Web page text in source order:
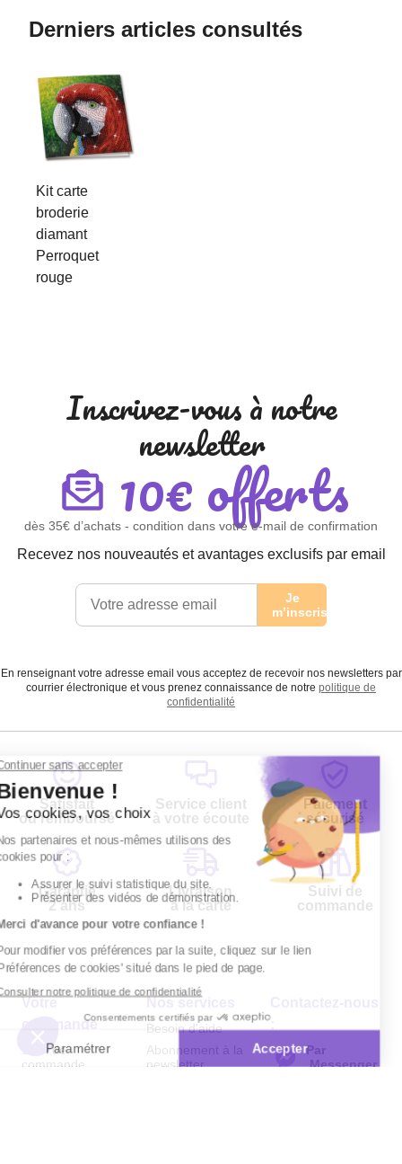
Derniers articles consultés
Kit carte
broderie
diamant
Perroquet
rouge
Inscrivez-vous à notre
newsletter
10€ offerts
dès 35€ d’achats - condition dans votre e-mail de confirmation
Recevez nos nouveautés et avantages exclusifs par email
Je
m’inscris
En renseignant votre adresse email vous acceptez de recevoir nos newsletters par
courrier électronique et vous prenez connaissance de notre politique de
confidentialité
Satisfait
ou remboursé
Service client
à votre écoute
Paiement
sécurisé
Garantie
2 ans
Livraison
à la carte
Suivi de
commande
Votre
commande
Suivi de
commande
Nos services
Besoin d'aide
Abonnement à la
newsletter
Par
Messenger